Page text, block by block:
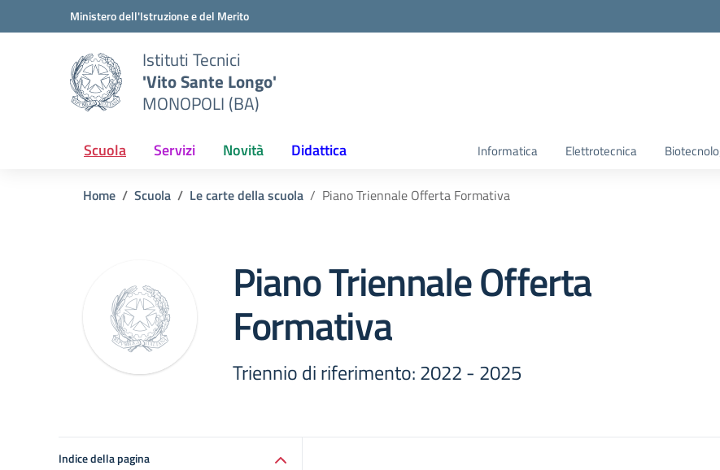
Vai ai contenuti
Vai al menu di navigazioneMinistero dell'Istruzione e del Merito
Istituti Tecnici
'Vito Sante Longo'
MONOPOLI (BA)
Scuola Servizi Novità Didattica Informatica Elettrotecnica
Home Scuola Le carte della scuola Piano Triennale Offerta Formativa
Piano Triennale Offerta
Formativa
Triennio di riferimento: 2022 - 2025
Indice della pagina